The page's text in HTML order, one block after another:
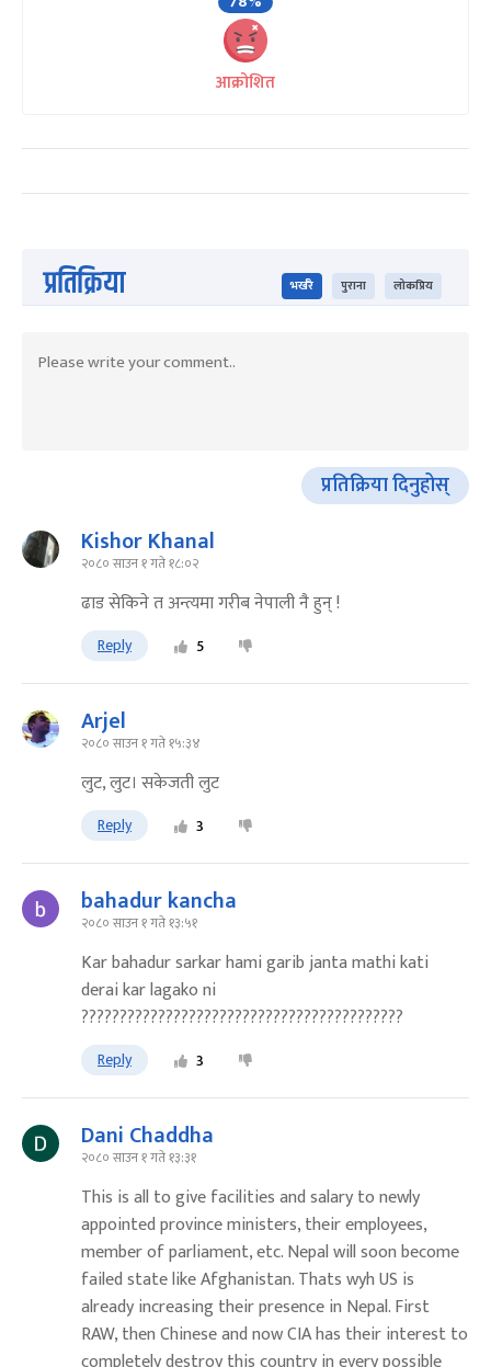
आक्रोशित
प्रतिक्रिया भर्खरै पुराना लोकप्रिय
प्रतिक्रिया दिनुहोस्
Kishor Khanal
२०८० साउन १ गते १८:०२
ढाड सेकिने त अन्त्यमा गरीब नेपाली नै हुन् !
Reply 5
Arjel
२०८० साउन १ गते १५:३४
लुट, लुट। सकेजती लुट
Reply 3
bahadur kancha
२०८० साउन १ गते १३:५१
Kar bahadur sarkar hami garib janta mathi kati
derai kar lagako ni
??????????????????????????????????????????
Reply 3
Dani Chaddha
२०८० साउन १ गते १३:३१
This is all to give facilities and salary to newly
appointed province ministers, their employees,
member of parliament, etc. Nepal will soon become
failed state like Afghanistan. Thats wyh US is
already increasing their presence in Nepal. First
RAW, then Chinese and now CIA has their interest to